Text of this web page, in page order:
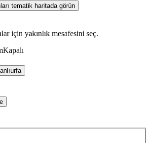
tematik haritada görün
için yakınlık mesafesini seç.
Kapalı